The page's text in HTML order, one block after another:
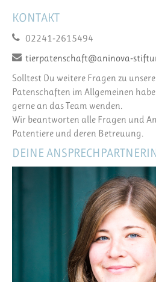
KONTAKT
02241-2615494
tierpatenschaft@aninova-
Solltest Du weitere Fragen zu
Patenschaften im Allgemeinen
gerne an das Team wenden.
Wir beantworten alle Fragen und
Patentiere und deren Betreuung.
DEINE